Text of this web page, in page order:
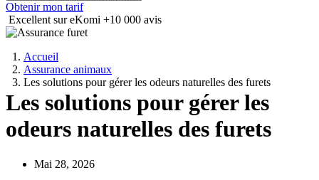
Obtenir mon tarif
Excellent sur eKomi +10 000 avis
Accueil
Assurance animaux
Les solutions pour gérer les odeurs naturelles des furets
Les solutions pour gérer les
odeurs naturelles des furets
Mai 28, 2026